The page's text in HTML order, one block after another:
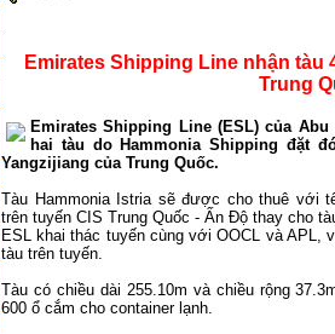
Emirates Shipping Line nhận
Trung
Emirates Shipping Line (ESL) của
hai tàu do Hammonia Shipping đặt
Yangzijiang của Trung Quốc.
Tàu Hammonia Istria sẽ được cho thuê với
trên tuyến CIS Trung Quốc - Ấn Độ thay cho
ESL khai thác tuyến cùng với OOCL và APL,
tàu trên tuyến.
Tàu có chiều dài 255.10m và chiều rộng
600 ổ cắm cho container lạnh.